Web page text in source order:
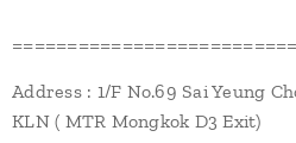
Address : 1/F No.69 Sai Yeung
KLN ( MTR Mongkok D3 Exit)